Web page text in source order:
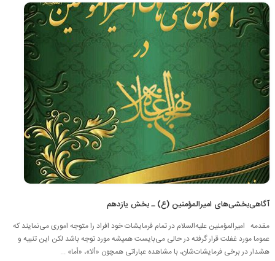
آگاهی‌بخشی‌های امیرالمؤمنین (ع) ـ بخش یازدهم
مقدمه امیرالمؤمنین علیه‌السلام در تمام فرمایشات خود افراد را متوجه اموری می‌نمایند که
عموما مورد غفلت قرار گرفته در حالی می‌بایست همیشه مورد توجه باشد لکن این تنبیه و
هشدار در برخی فرمایشات‌شان، با مشاهده عباراتی همچون «ألا»، «أما» ...